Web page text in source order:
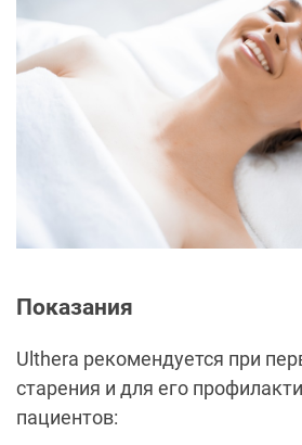
Показания
Ulthera рекомендуется при
старения и для его
пациентов: